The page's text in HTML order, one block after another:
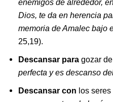
enemigos de alrededor,
Dios, te da en herencia
memoria de Amalec bajo
25,19).
Descansar para gozar
perfecta y es descanso
Descansar con los seres